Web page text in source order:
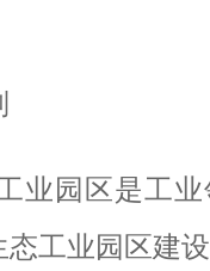
业园区是工
工业园区建